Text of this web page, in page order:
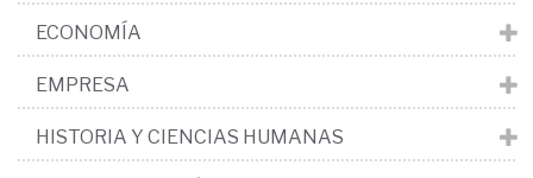
ECONOMÍA
EMPRESA
HISTORIA Y CIENCIAS HUMANAS